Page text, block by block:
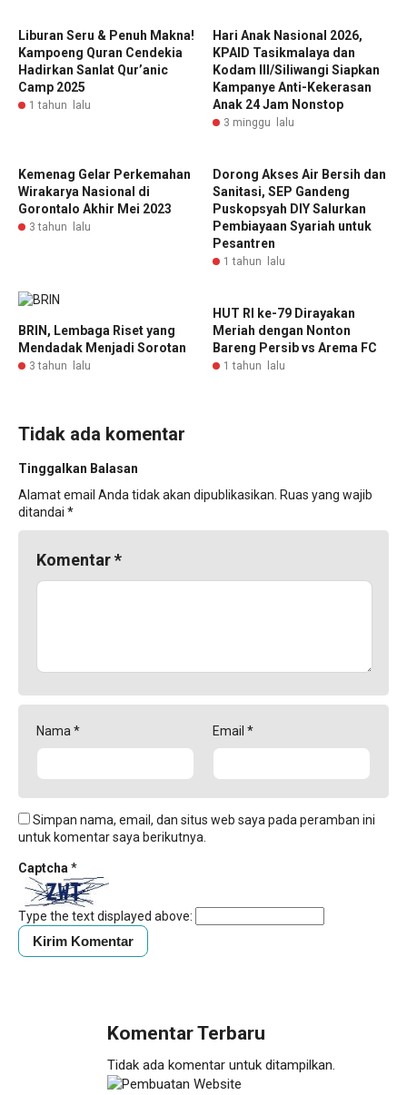
Liburan Seru & Penuh Makna!
Kampoeng Quran Cendekia
Hadirkan Sanlat Qur’anic
Camp 2025
1 tahun lalu
Hari Anak Nasional 2026,
KPAID Tasikmalaya dan
Kodam III/Siliwangi Siapkan
Kampanye Anti-Kekerasan
Anak 24 Jam Nonstop
3 minggu lalu
Kemenag Gelar Perkemahan
Wirakarya Nasional di
Gorontalo Akhir Mei 2023
3 tahun lalu
Dorong Akses Air Bersih dan
Sanitasi, SEP Gandeng
Puskopsyah DIY Salurkan
Pembiayaan Syariah untuk
Pesantren
1 tahun lalu
BRIN, Lembaga Riset yang
Mendadak Menjadi Sorotan
3 tahun lalu
HUT RI ke-79 Dirayakan
Meriah dengan Nonton
Bareng Persib vs Arema FC
1 tahun lalu
Tidak ada komentar
Tinggalkan Balasan
Alamat email Anda tidak akan dipublikasikan. Ruas yang wajib
ditandai *
Komentar*
Nama * Email *
Simpan nama, email, dan situs web saya pada peramban ini
untuk komentar saya berikutnya.
Captcha *
Type the text displayed above:
Komentar Terbaru
Tidak ada komentar untuk ditampilkan.